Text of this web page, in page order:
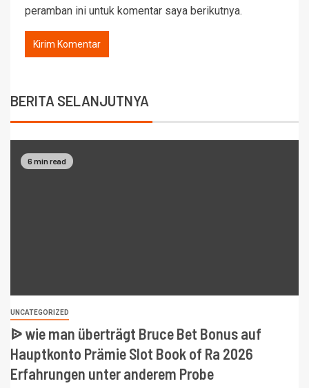
peramban ini untuk komentar saya berikutnya.
BERITA SELANJUTNYA
6 min read
UNCATEGORIZED
ᐉ wie man überträgt Bruce Bet Bonus auf
Hauptkonto Prämie Slot Book of Ra 2026
Erfahrungen unter anderem Probe